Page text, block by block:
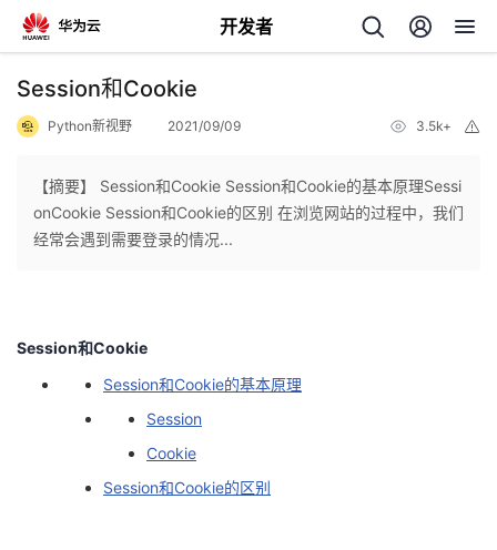
开发者
返
Session和Cookie
Python新视野 2021/09/09 3.5k+
【摘要】 Session和Cookie Session和Cookie的基本原理Sessi
onCookie Session和Cookie的区别 在浏览网站的过程中，我们
经常会遇到需要登录的情况...
Session和Cookie
Session和Cookie的基本原理
Session
Cookie
Session和Cookie的区别